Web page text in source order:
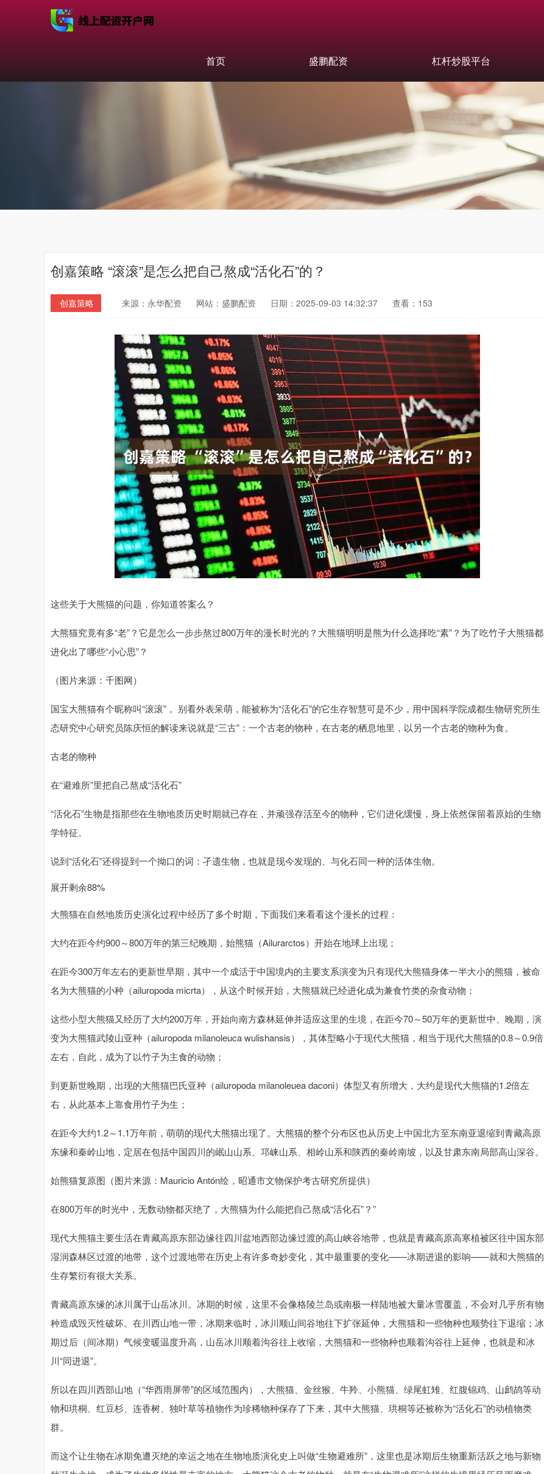
首页 盛鹏配资 杠杆炒股平台
创嘉策略 “滚滚”是怎么把自己熬成“活化石”的？
创嘉策略 来源：永华配资 网站：盛鹏配资 日期：2025-09-03 14:32:37 查看：153
这些关于大熊猫的问题，你知道答案么？
大熊猫究竟有多“老”？它是怎么一步步熬过800万年的漫长时光的？大熊猫明明是熊为什么选择吃“素”？为了吃竹子大熊猫都
进化出了哪些“小心思”？
（图片来源：千图网）
国宝大熊猫有个昵称叫“滚滚”， 别看外表呆萌，能被称为“活化石”的它生存智慧可是不少，用中国科学院成都生物研究所生
态研究中心研究员陈庆恒的解读来说就是“三古”：一个古老的物种，在古老的栖息地里，以另一个古老的物种为食。
古老的物种
在“避难所”里把自己熬成“活化石”
“活化石”生物是指那些在生物地质历史时期就已存在，并顽强存活至今的物种，它们进化缓慢，身上依然保留着原始的生物
学特征。
说到“活化石”还得提到一个拗口的词：孑遗生物，也就是现今发现的、与化石同一种的活体生物。
展开剩余88%
大熊猫在自然地质历史演化过程中经历了多个时期，下面我们来看看这个漫长的过程：
大约在距今约900～800万年的第三纪晚期，始熊猫（Ailurarctos）开始在地球上出现；
在距今300万年左右的更新世早期，其中一个成活于中国境内的主要支系演变为只有现代大熊猫身体一半大小的熊猫，被命
名为大熊猫的小种（ailuropoda micrta），从这个时候开始，大熊猫就已经进化成为兼食竹类的杂食动物；
这些小型大熊猫又经历了大约200万年，开始向南方森林延伸并适应这里的生境，在距今70～50万年的更新世中、晚期，演
变为大熊猫武陵山亚种（ailuropoda milanoleuca wulishansis），其体型略小于现代大熊猫，相当于现代大熊猫的0.8～0.9倍
左右，自此，成为了以竹子为主食的动物；
到更新世晚期，出现的大熊猫巴氏亚种（ailuropoda milanoleuea daconi）体型又有所增大，大约是现代大熊猫的1.2倍左
右，从此基本上靠食用竹子为生；
在距今大约1.2～1.1万年前，萌萌的现代大熊猫出现了。大熊猫的整个分布区也从历史上中国北方至东南亚退缩到青藏高原
东缘和秦岭山地，定居在包括中国四川的岷山山系、邛崃山系、相岭山系和陕西的秦岭南坡，以及甘肃东南局部高山深谷。
始熊猫复原图（图片来源：Mauricio Antón绘，昭通市文物保护考古研究所提供）
在800万年的时光中，无数动物都灭绝了，大熊猫为什么能把自己熬成“活化石”？”
现代大熊猫主要生活在青藏高原东部边缘往四川盆地西部边缘过渡的高山峡谷地带，也就是青藏高原高寒植被区往中国东部
湿润森林区过渡的地带，这个过渡地带在历史上有许多奇妙变化，其中最重要的变化——冰期进退的影响——就和大熊猫的
生存繁衍有很大关系。
青藏高原东缘的冰川属于山岳冰川。冰期的时候，这里不会像格陵兰岛或南极一样陆地被大量冰雪覆盖，不会对几乎所有物
种造成毁灭性破坏。在川西山地一带，冰期来临时，冰川顺山间谷地往下扩张延伸，大熊猫和一些物种也顺势往下退缩；冰
期过后（间冰期）气候变暖温度升高，山岳冰川顺着沟谷往上收缩，大熊猫和一些物种也顺着沟谷往上延伸，也就是和冰
川“同进退”。
所以在四川西部山地（“华西雨屏带”的区域范围内），大熊猫、金丝猴、牛羚、小熊猫、绿尾虹雉、红腹锦鸡、山鹧鸪等动
物和珙桐、红豆杉、连香树、独叶草等植物作为珍稀物种保存了下来，其中大熊猫、珙桐等还被称为“活化石”的动植物类
群。
而这个让生物在冰期免遭灭绝的幸运之地在生物地质演化史上叫做“生物避难所”，这里也是冰期后生物重新活跃之地与新物